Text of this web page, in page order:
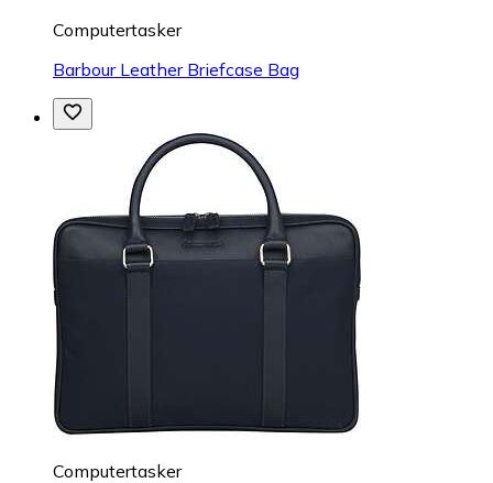
Computertasker
Barbour Leather Briefcase Bag
Computertasker